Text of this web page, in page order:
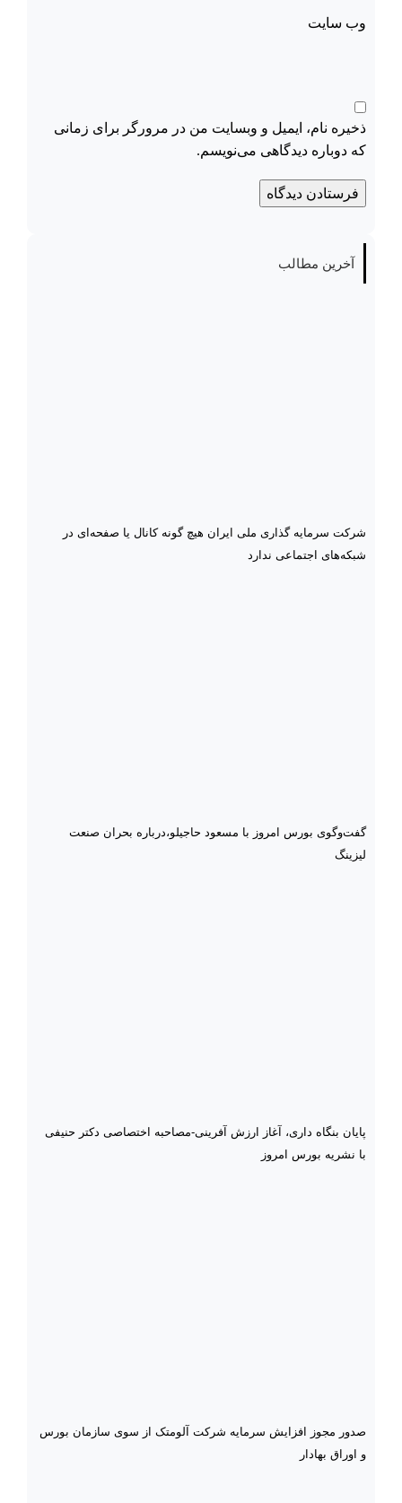
وب‌ سایت
ذخیره نام، ایمیل و وبسایت من در مرورگر برای زمانی
که دوباره دیدگاهی می‌نویسم.
آخرین مطالب
شرکت سرمایه گذاری ملی ایران هیچ گونه کانال یا صفحه‌ای در
شبکه‌های اجتماعی ندارد
گفت‌وگوی بورس امروز با مسعود حاجیلو،درباره بحران صنعت
لیزینگ
پایان بنگاه داری، آغاز ارزش آفرینی-مصاحبه اختصاصی دکتر حنیفی
با نشریه بورس امروز
صدور مجوز افزایش سرمایه شرکت آلومتک از سوی سازمان بورس
و اوراق بهادار